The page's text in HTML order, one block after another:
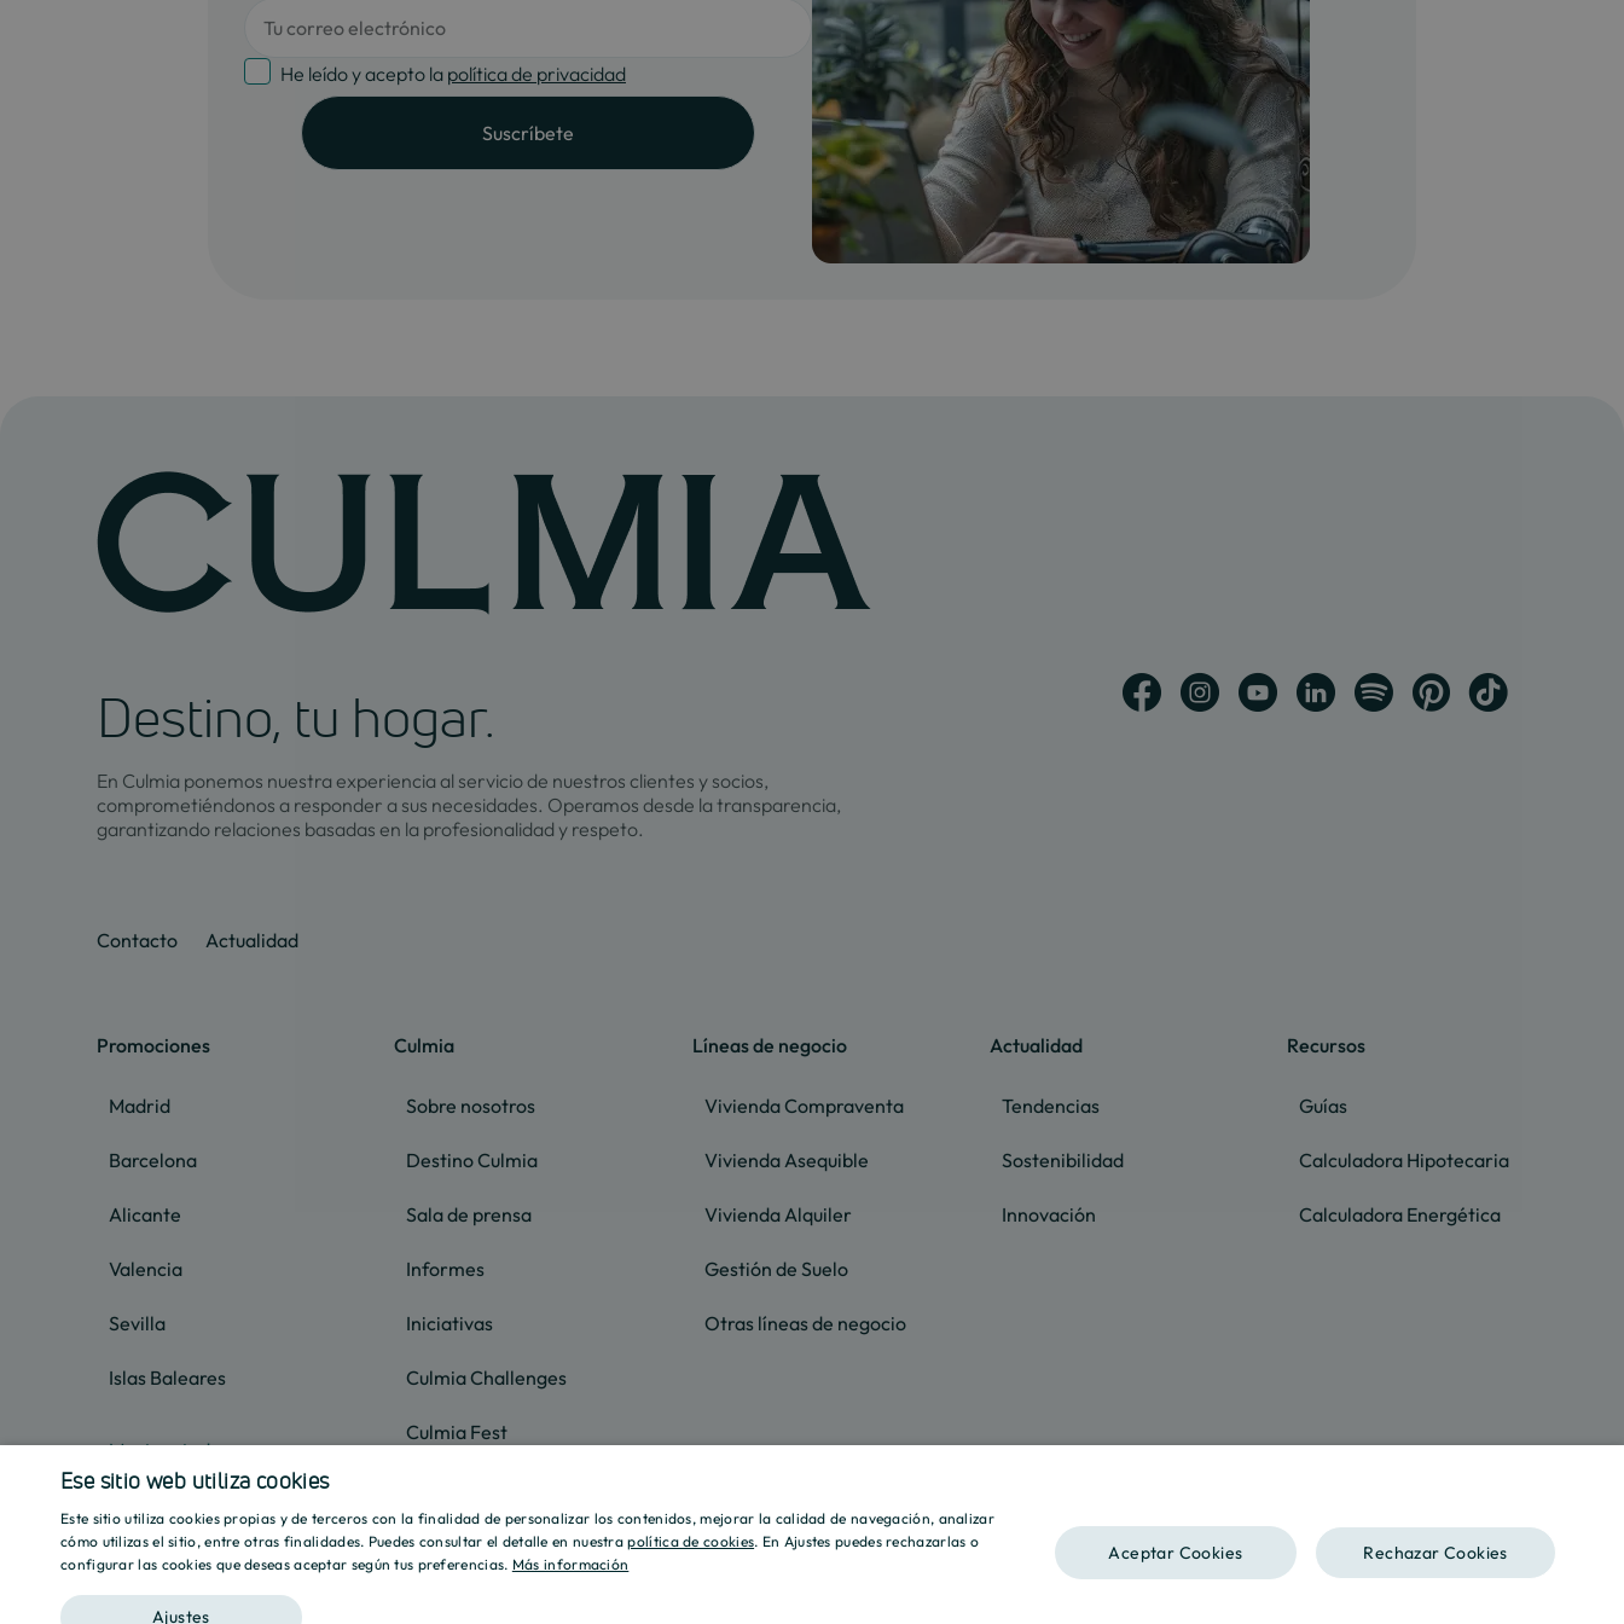
He leído y acepto la política de privacidad
Destino, tu hogar.
En Culmia ponemos nuestra experiencia al servicio de nuestros clientes y socios,
comprometiéndonos a responder a sus necesidades. Operamos desde la transparencia,
garantizando relaciones basadas en la profesionalidad y respeto.
Contacto Actualidad
Promociones
Madrid
Barcelona
Alicante
Valencia
Sevilla
Islas Baleares
Mostrar todas
Culmia
Sobre nosotros
Destino Culmia
Sala de prensa
Informes
Iniciativas
Culmia Challenges
Culmia Fest
Ética
Líneas de negocio
Vivienda Compraventa
Vivienda Asequible
Vivienda Alquiler
Gestión de Suelo
Otras líneas de negocio
Actualidad
Tendencias
Sostenibilidad
Innovación
Recursos
Guías
Calculadora Hipotecaria
Calculadora Energética
SPANISH
Ese sitio web utiliza cookies
Este sitio utiliza cookies propias y de terceros con la finalidad de personalizar los contenidos, mejorar la calidad de navegación, analizar
cómo utilizas el sitio, entre otras finalidades. Puedes consultar el detalle en nuestrapolítica de cookies. En Ajustes puedes rechazarlas o
configurar las cookies que deseas aceptar según tus preferencias. Más información
Ajustes
Aceptar Cookies Rechazar Cookies